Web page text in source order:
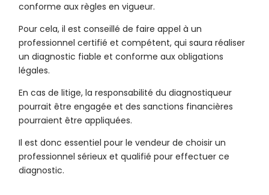
conforme aux règles en vigueur.
Pour cela, il est conseillé de faire appel à un
professionnel certifié et compétent, qui saura réaliser
un diagnostic fiable et conforme aux obligations
légales.
En cas de litige, la responsabilité du diagnostiqueur
pourrait être engagée et des sanctions financières
pourraient être appliquées.
Il est donc essentiel pour le vendeur de choisir un
professionnel sérieux et qualifié pour effectuer ce
diagnostic.